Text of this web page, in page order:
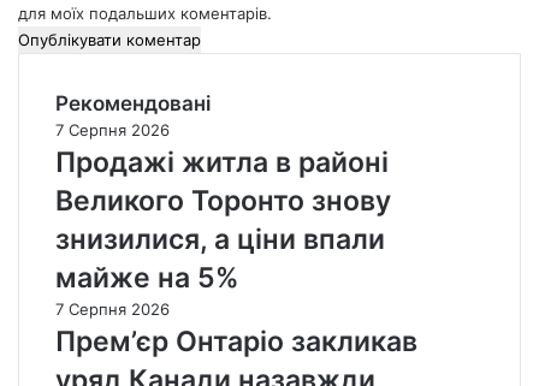
для моїх подальших коментарів.
Рекомендовані
7 Серпня 2026
Продажі житла в районі
Великого Торонто знову
знизилися, а ціни впали
майже на 5%
7 Серпня 2026
Прем’єр Онтаріо закликав